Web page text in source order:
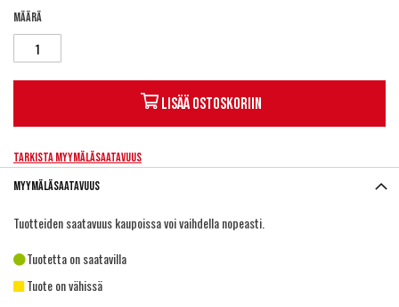
Määrä
Lisää ostoskoriin
Tarkista myymäläsaatavuus
Myymäläsaatavuus
Tuotteiden saatavuus kaupoissa voi vaihdella nopeasti.
Tuotetta on saatavilla
Tuote on vähissä